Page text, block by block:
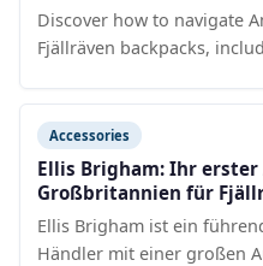
Discover how to navigate
Fjällräven backpacks,
Accessories
Ellis Brigham: Ihr
Großbritannien für
Ellis Brigham ist ein
Händler mit einer großen